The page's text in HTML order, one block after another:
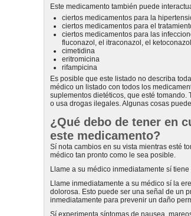
Este medicamento también puede
ciertos medicamentos para la
ciertos medicamentos para el
ciertos medicamentos para las
fluconazol, el itraconazol, el
cimetidina
eritromicina
rifampicina
Es posible que este listado no describa
médico un listado con todos los
suplementos dietéticos, que esté
o usa drogas ilegales. Algunas cosas
¿Qué debo de tener en
este medicamento?
Sí nota cambios en su vista mientras esté
médico tan pronto como le sea posible.
Llame a su médico inmediatamente sí
Llame inmediatamente a su médico sí la
dolorosa. Esto puede ser una señal de un
inmediatamente para prevenir un daño
Sí experimenta síntomas de nausea,